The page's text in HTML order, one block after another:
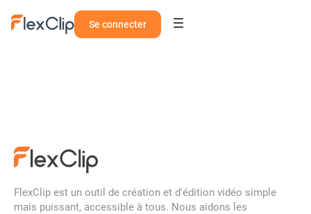
Se connecter
FlexClip est un outil de création et d'édition vidéo simple
mais puissant, accessible à tous. Nous aidons les